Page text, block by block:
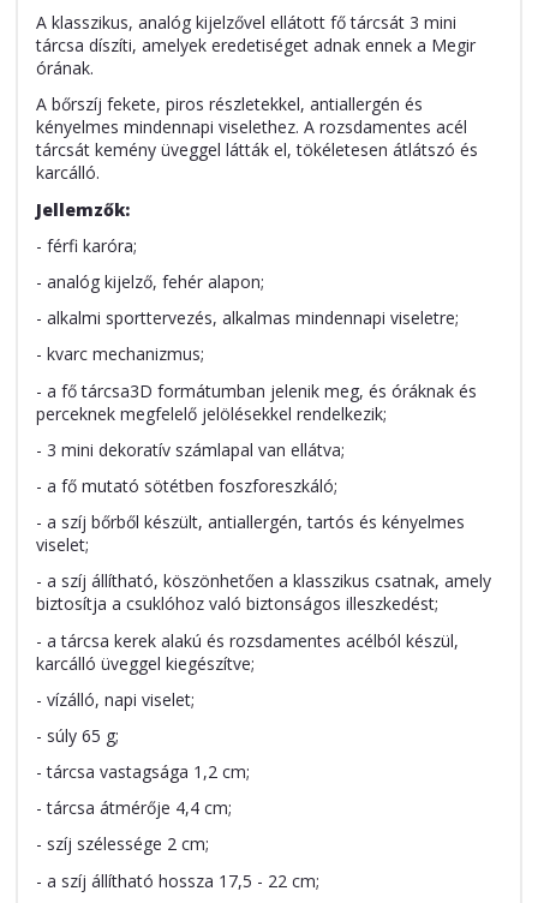
A klasszikus, analóg kijelzővel ellátott fő tárcsát 3 mini
tárcsa díszíti, amelyek eredetiséget adnak ennek a Megir
órának.
A bőrszíj fekete, piros részletekkel, antiallergén és
kényelmes mindennapi viselethez. A rozsdamentes acél
tárcsát kemény üveggel látták el, tökéletesen átlátszó és
karcálló.
Jellemzők:
- férfi karóra;
- analóg kijelző, fehér alapon;
- alkalmi sporttervezés, alkalmas mindennapi viseletre;
- kvarc mechanizmus;
- a fő tárcsa3D formátumban jelenik meg, és óráknak és
perceknek megfelelő jelölésekkel rendelkezik;
- 3 mini dekoratív számlapal van ellátva;
- a fő mutató sötétben foszforeszkáló;
- a szíj bőrből készült, antiallergén, tartós és kényelmes
viselet;
- a szíj állítható, köszönhetően a klasszikus csatnak, amely
biztosítja a csuklóhoz való biztonságos illeszkedést;
- a tárcsa kerek alakú és rozsdamentes acélból készül,
karcálló üveggel kiegészítve;
- vízálló, napi viselet;
- súly 65 g;
- tárcsa vastagsága 1,2 cm;
- tárcsa átmérője 4,4 cm;
- szíj szélessége 2 cm;
- a szíj állítható hossza 17,5 - 22 cm;